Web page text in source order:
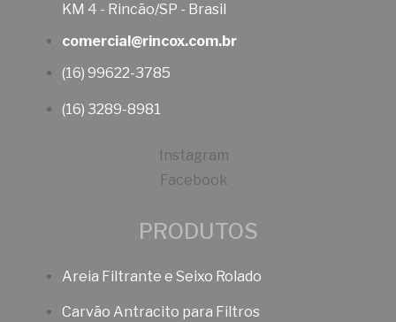
KM 4 - Rincão/SP - Brasil
comercial@rincox.com.br
(16) 99622-3785
(16) 3289-8981
Instagram
Facebook
PRODUTOS
Areia Filtrante e Seixo Rolado
Carvão Antracito para Filtros